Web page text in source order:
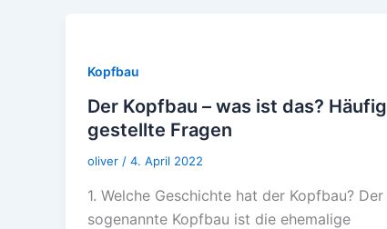
Kopfbau
Der Kopfbau – was ist das? Häufig
gestellte Fragen
oliver / 4. April 2022
1. Welche Geschichte hat der Kopfbau? Der
sogenannte Kopfbau ist die ehemalige